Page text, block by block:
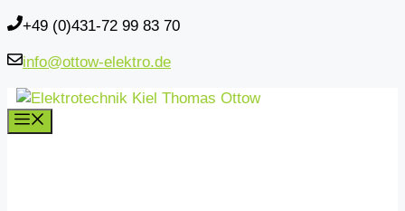
Zum
springen
+49 (0)431-72 99 83 70
info@ottow-elektro.de